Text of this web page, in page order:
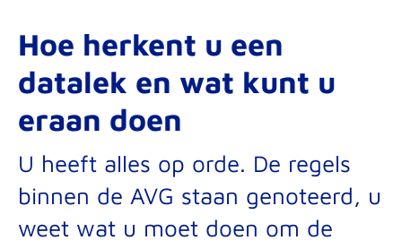
Hoe herkent u een
datalek en wat kunt u
eraan doen
U heeft alles op orde. De regels
binnen de AVG staan genoteerd, u
weet wat u moet doen om de